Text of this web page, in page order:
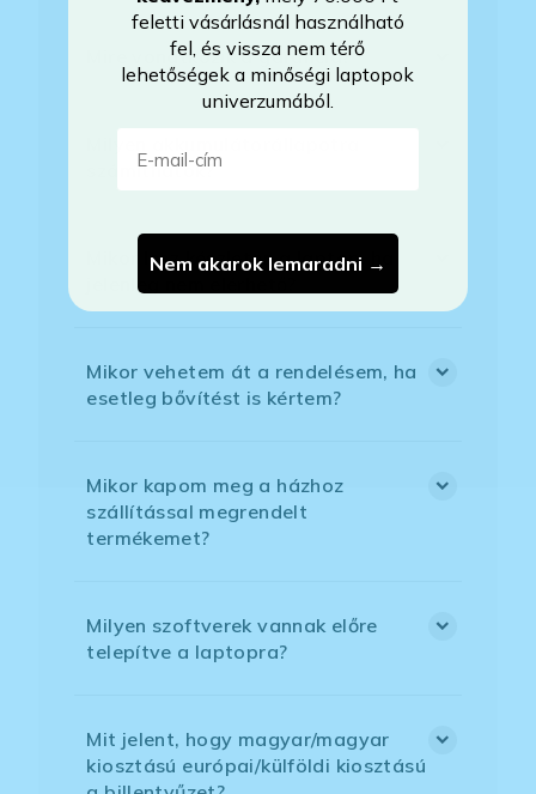
Mire vonatkozik a garancia?
számíthatok?
Mikor lesz készleten a laptop, ha
jelenleg nem elérhető?
Mikor vehetem át a rendelésem, ha
esetleg bővítést is kértem?
Mikor kapom meg a házhoz
szállítással megrendelt
termékemet?
Milyen szoftverek vannak előre
telepítve a laptopra?
Mit jelent, hogy magyar/magyar
kiosztású európai/külföldi kiosztású
feletti vásárlásnál használható
fel, és vissza nem térő
lehetőségek a minőségi laptopok
univerzumából.
Nem akarok lemaradni →